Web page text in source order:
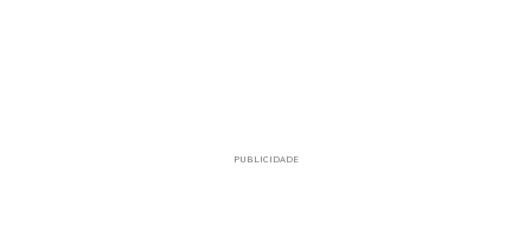
PUBLICIDADE